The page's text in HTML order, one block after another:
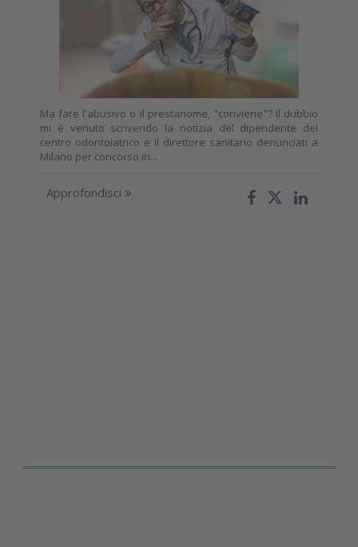
Ma fare l'abusivo o il prestanome, "conviene"? Il dubbio
mi è venuto scrivendo la notizia del dipendente del
centro odontoiatrico e il direttore sanitario denunciati a
Milano per concorso in...
Approfondisci